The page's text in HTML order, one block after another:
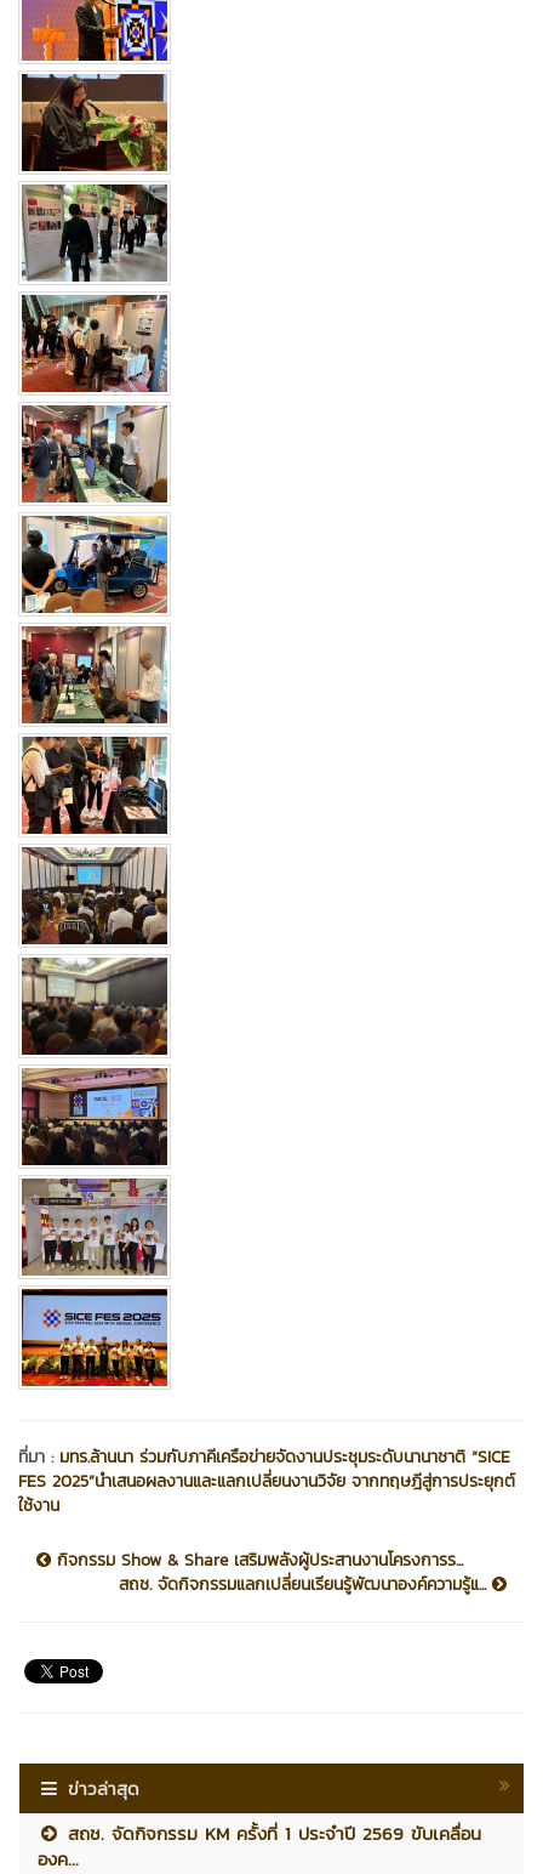
ที่มา : มทร.ล้านนา ร่วมกับภาคีเครือข่ายจัดงานประชุมระดับนานาชาติ “SICE
FES 2025”นำเสนอผลงานและแลกเปลี่ยนงานวิจัย จากทฤษฎีสู่การประยุกต์
ใช้งาน
กิจกรรม Show & Share เสริมพลังผู้ประสานงานโครงการร...
สถช. จัดกิจกรรมแลกเปลี่ยนเรียนรู้พัฒนาองค์ความรู้แ...
ข่าวล่าสุด
สถช. จัดกิจกรรม KM ครั้งที่ 1 ประจำปี 2569 ขับเคลื่อน
องค...